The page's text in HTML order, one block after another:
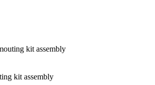
kit assembly